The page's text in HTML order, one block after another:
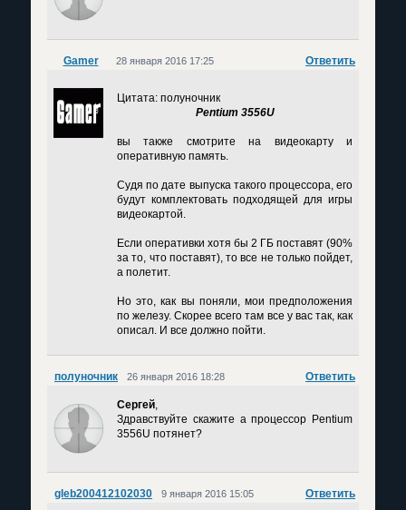
Gamer Ответить
28 января 2016 17:25
Цитата: полуночник
Pentium 3556U
вы также смотрите на видеокарту и
оперативную память.
Судя по дате выпуска такого процессора, его
будут комплектовать подходящей для игры
видеокартой.
Если оперативки хотя бы 2 ГБ поставят (90%
за то, что поставят), то все не только пойдет,
а полетит.
Но это, как вы поняли, мои предположения
по железу. Скорее всего там все у вас так, как
описал. И все должно пойти.
полуночник Ответить
26 января 2016 18:28
Сергей,
Здравствуйте скажите а процессор Pentium
3556U потянет?
gleb200412102030 Ответить
9 января 2016 15:05